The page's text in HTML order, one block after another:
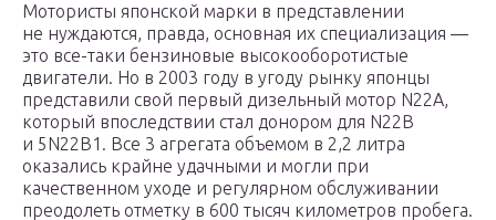
Мотористы японской марки в представлении
не нуждаются, правда, основная их специализация —
это все-таки бензиновые высокооборотистые
двигатели. Но в 2003 году в угоду рынку японцы
представили свой первый дизельный мотор N22A,
который впоследствии стал донором для N22B
и 5N22B1. Все 3 агрегата объемом в 2,2 литра
оказались крайне удачными и могли при
качественном уходе и регулярном обслуживании
преодолеть отметку в 600 тысяч километров пробега.